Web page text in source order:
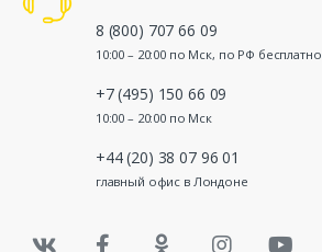
8 (800) 707 66 09
10:00 – 20:00 по Мск, по РФ бесплатно
+7 (495) 150 66 09
10:00 – 20:00 по Мск
+44 (20) 38 07 96 01
главный офис в Лондоне